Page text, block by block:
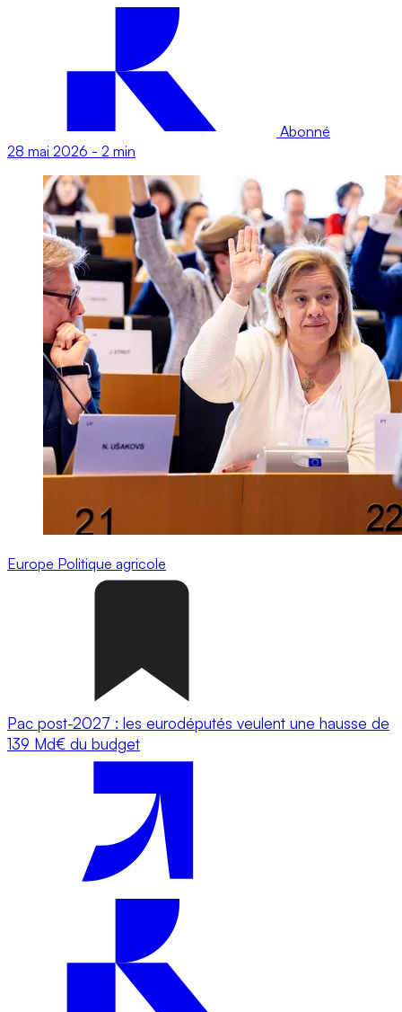
Abonné
28 mai 2026 - 2 min
Europe Politique agricole
Pac post-2027 : les eurodéputés veulent une hausse de
139 Md€ du budget